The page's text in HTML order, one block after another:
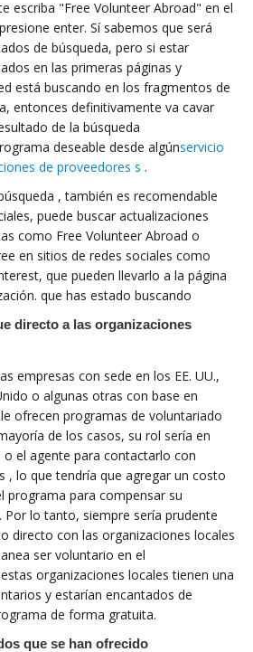
escriba "Free Volunteer Abroad" en el
enter. Sí sabemos que será
de búsqueda, pero si estar
en las primeras páginas y
está buscando en los fragmentos de
entonces definitivamente va cavar
de la búsqueda
deseable desde algúnservicio
de proveedores s .
, también es recomendable
puede buscar actualizaciones
como Free Volunteer Abroad o
en sitios de redes sociales como
que pueden llevarlo a la página
que has estado buscando
directo a las organizaciones
empresas con sede en los EE. UU.,
o algunas otras con base en
ofrecen programas de voluntariado
de los casos, su rol sería en
el agente para contactarlo con
, lo que tendría que agregar un costo
programa para compensar su
Por lo tanto, siempre sería prudente
directo con las organizaciones locales
ser voluntario en el
organizaciones locales tienen una
y estarían encantados de
de forma gratuita.
que se han ofrecido